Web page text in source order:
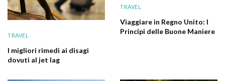
TRAVEL
I migliori rimedi ai disagi
dovuti al jet lag
TRAVEL
Viaggiare in Regno Unito: I
Principi delle Buone Maniere